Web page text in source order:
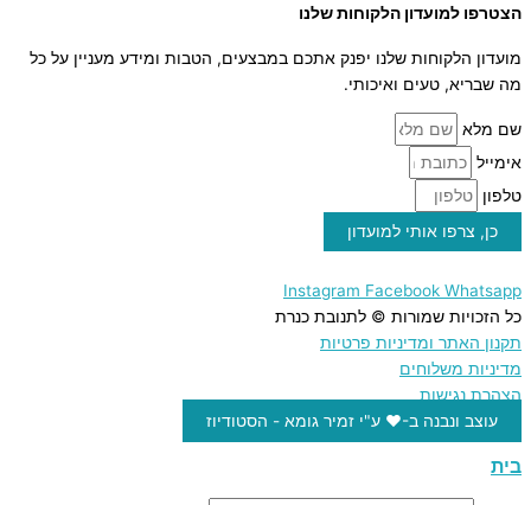
הצטרפו למועדון הלקוחות שלנו
מועדון הלקוחות שלנו יפנק אתכם במבצעים, הטבות ומידע מעניין על כל
מה שבריא, טעים ואיכותי.
שם מלא
אימייל
טלפון
כן, צרפו אותי למועדון
Instagram Facebook Whatsapp
כל הזכויות שמורות © לתנובת כנרת
תקנון האתר ומדיניות פרטיות
מדיניות משלוחים
הצהרת נגישות
עוצב ונבנה ב-♥︎ ע"י זמיר גומא - הסטודיוז
בית